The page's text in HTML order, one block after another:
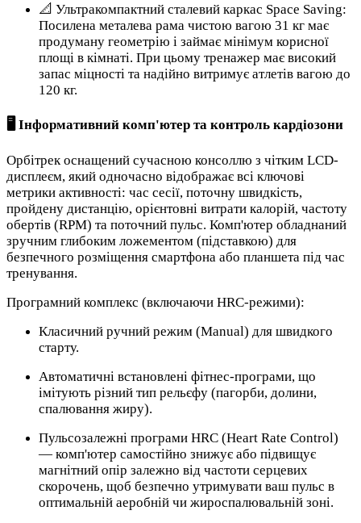
📐 Ультракомпактний сталевий каркас Space Saving:
Посилена металева рама чистою вагою 31 кг має
продуману геометрію і займає мінімум корисної
площі в кімнаті. При цьому тренажер має високий
запас міцності та надійно витримує атлетів вагою до
120 кг.
🖥️ Інформативний комп'ютер та контроль кардіозони
Орбітрек оснащений сучасною консоллю з чітким LCD-
дисплеєм, який одночасно відображає всі ключові
метрики активності: час сесії, поточну швидкість,
пройдену дистанцію, орієнтовні витрати калорій, частоту
обертів (RPM) та поточний пульс. Комп'ютер обладнаний
зручним глибоким ложементом (підставкою) для
безпечного розміщення смартфона або планшета під час
тренування.
Програмний комплекс (включаючи HRC-режими):
Класичний ручний режим (Manual) для швидкого
старту.
Автоматичні встановлені фітнес-програми, що
імітують різний тип рельєфу (пагорби, долини,
спалювання жиру).
Пульсозалежні програми HRC (Heart Rate Control)
— комп'ютер самостійно знижує або підвищує
магнітний опір залежно від частоти серцевих
скорочень, щоб безпечно утримувати ваш пульс в
оптимальній аеробній чи жироспалювальній зоні.